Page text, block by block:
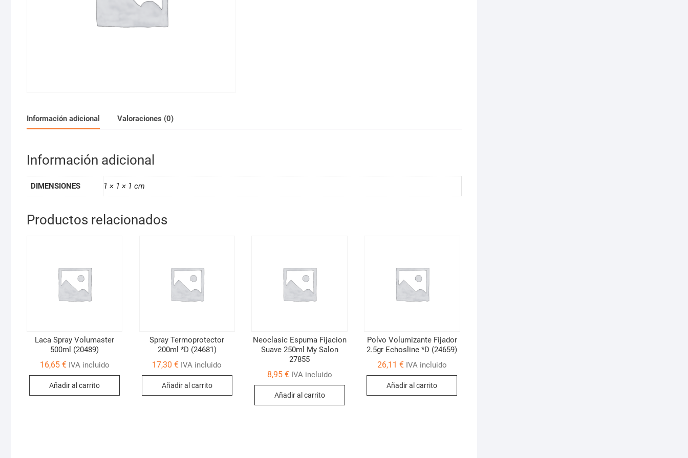
Información adicional Valoraciones (0)
Información adicional
DIMENSIONES 1 × 1 × 1 cm
Productos relacionados
Laca Spray Volumaster
500ml (20489)
16,65 € IVA incluido
Añadir al carrito
Spray Termoprotector
200ml *D (24681)
17,30€ IVA incluido
Añadir al carrito
Neoclasic Espuma Fijacion
Suave 250ml My Salon
27855
8,95 € IVA incluido
Añadir al carrito
Polvo Volumizante Fijador
2.5gr Echosline *D (24659)
26,11 € IVA incluido
Añadir al carrito